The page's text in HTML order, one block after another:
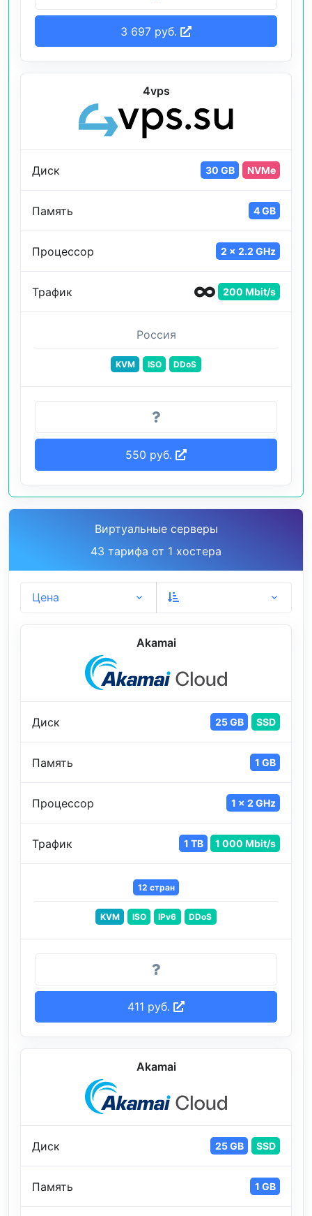
3 697 руб.
4vps
Диск 30 GB NVMe
Память 4 GB
Процессор 2 x 2.2 GHz
Трафик 200 Mbit/s
Россия
KVM ISO DDoS
550 руб.
Виртуальные серверы
43 тарифа от 1 хостера
Цена
Akamai
Диск 25 GB SSD
Память 1 GB
Процессор 1 x 2 GHz
Трафик 1 TB 1 000 Mbit/s
12 стран
KVM ISO IPv6 DDoS
411 руб.
Akamai
Диск 25 GB SSD
Память 1 GB